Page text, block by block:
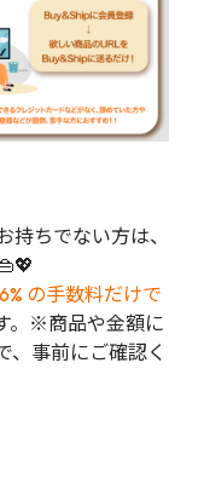
ちでない方は、
の手数料だけで
。※商品や金額に
、事前にご確認く